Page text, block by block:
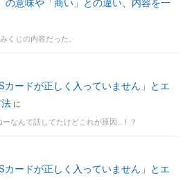
の意味や「商い」との違い、内容を一
くじの内容だった。
カードが正しく入っていません」とエ
に
ーなんて話してたけどこれが原因…！？
カードが正しく入っていません」とエ